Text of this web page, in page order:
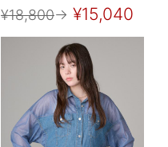
¥18,800→ ¥15,040